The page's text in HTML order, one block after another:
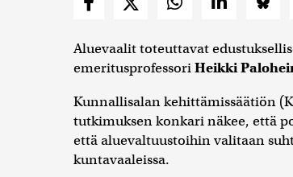
Aluevaalit toteuttavat
emeritusprofessoriHeikki
Kunnallisalan kehittämissäätiön
tutkimuksen konkari näkee, että
että aluevaltuustoihin valitaan
kuntavaaleissa.